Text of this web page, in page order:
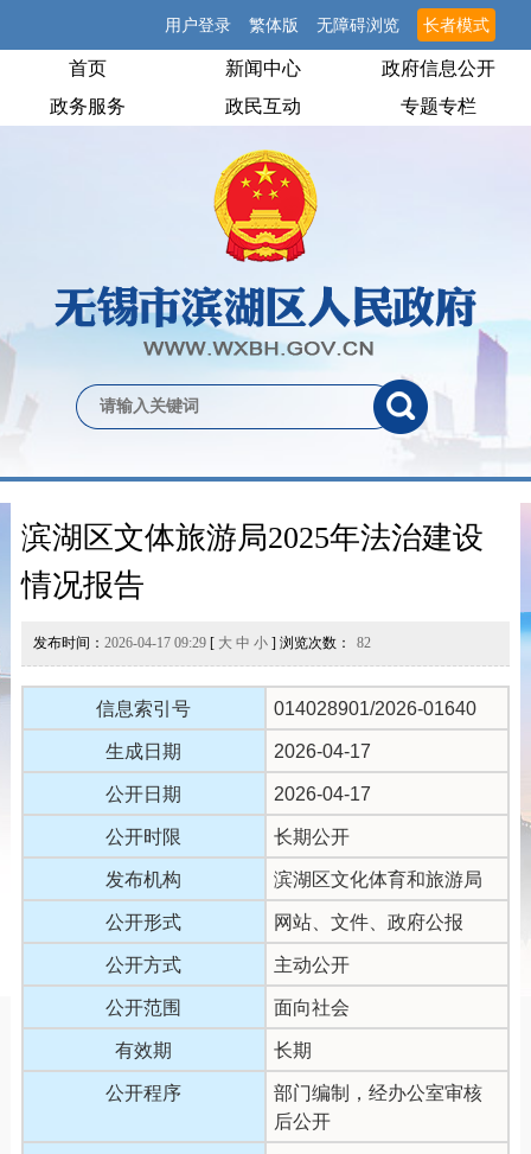
用户登录 繁体版 无障碍浏览 长者模式
首页 新闻中心
政府信息公开
政务服务
政民互动 专题专栏
滨湖区文体旅游局2025年法治建设
情况报告
发布时间： 2026-04-17 09:29[ 大 中 小] 浏览次数： 82
信息索引号 014028901/2026-01640
生成日期 2026-04-17
公开日期 2026-04-17
公开时限 长期公开
发布机构 滨湖区文化体育和旅游局
公开形式 网站、文件、政府公报
公开方式 主动公开
公开范围 面向社会
有效期 长期
公开程序
部门编制，经办公室审核
后公开